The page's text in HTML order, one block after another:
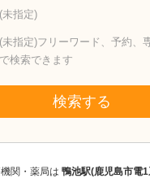
(未指定)
(未指定)フリーワード、予約、
で検索できます
検索する
関・薬局は 鴨池駅(鹿児島市電